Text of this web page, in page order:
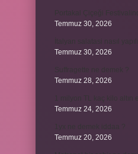
Temmuz 30, 2026
Temmuz 30, 2026
Temmuz 28, 2026
Temmuz 24, 2026
Temmuz 20, 2026